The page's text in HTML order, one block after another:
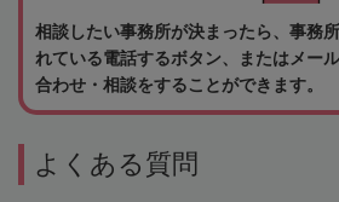
相談したい事務所が決まったら、事務
れている電話するボタン、またはメー
合わせ・相談をすることができます。
よくある質問